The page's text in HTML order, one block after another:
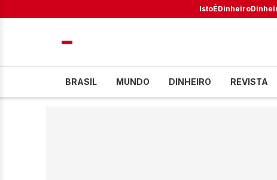
IstoÉDinheiro
BRASIL MUNDO DINHEIRO REVISTA